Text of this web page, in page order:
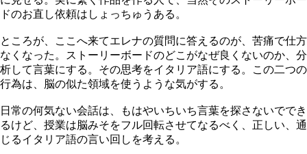
ドのお直し依頼はしょっちゅうある。
ところが、ここへ来てエレナの質問に答えるのが、苦痛で仕方
なくなった。ストーリーボードのどこがなぜ良くないのか、分
析して言葉にする。その思考をイタリア語にする。この二つの
行為は、脳の似た領域を使うような気がする。
日常の何気ない会話は、もはやいちいち言葉を探さないででき
るけど、授業は脳みそをフル回転させてなるべく、正しい、通
じるイタリア語の言い回しを考える。